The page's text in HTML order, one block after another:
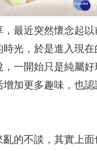
，最近突然懷念起以
光，於是進入現在
，一開始只是純屬好
加更多趣味，也認
的不談，其實上面